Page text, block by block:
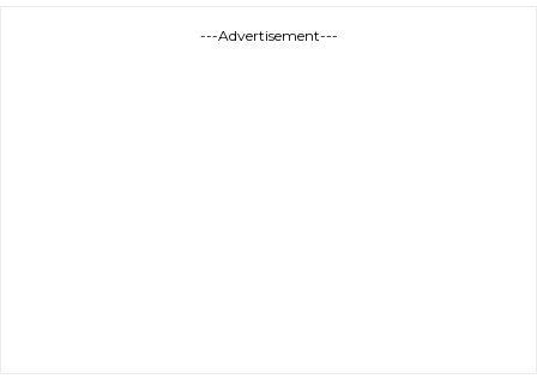
---Advertisement---